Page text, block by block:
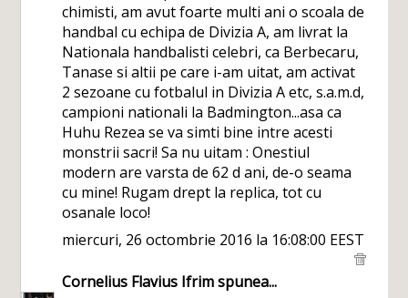
chimisti, am avut foarte multi ani o scoala de
handbal cu echipa de Divizia A, am livrat la
Nationala handbalisti celebri, ca Berbecaru,
Tanase si altii pe care i-am uitat, am activat
2 sezoane cu fotbalul in Divizia A etc, s.a.m.d,
campioni nationali la Badmington...asa ca
Huhu Rezea se va simti bine intre acesti
monstrii sacri! Sa nu uitam : Onestiul
modern are varsta de 62 d ani, de-o seama
cu mine! Rugam drept la replica, tot cu
osanale loco!
miercuri, 26 octombrie 2016 la 16:08:00 EEST
Cornelius Flavius Ifrimspunea...